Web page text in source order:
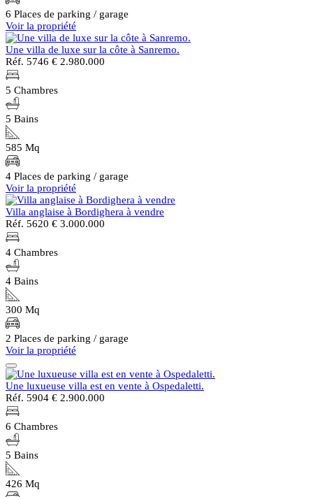
6 Places de parking / garage
Voir la propriété
Une villa de luxe sur la côte à Sanremo.
Réf. 5746 € 2.980.000
5 Chambres
5 Bains
585 Mq
4 Places de parking / garage
Voir la propriété
Villa anglaise à Bordighera à vendre
Réf. 5620 € 3.000.000
4 Chambres
4 Bains
300 Mq
2 Places de parking / garage
Voir la propriété
Une luxueuse villa est en vente à Ospedaletti.
Réf. 5904 € 2.900.000
6 Chambres
5 Bains
426 Mq